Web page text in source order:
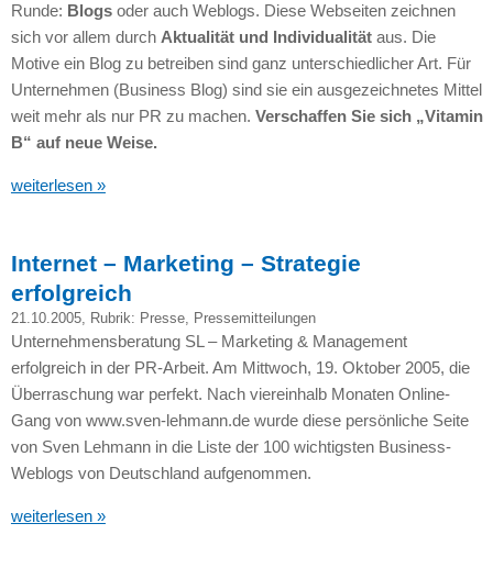
Runde: Blogsoder auch Weblogs. Diese Webseiten zeichnen
sich vor allem durch Aktualität und Individualitätaus. Die
Motive ein Blog zu betreiben sind ganz unterschiedlicher Art. Für
Unternehmen (Business Blog) sind sie ein ausgezeichnetes Mittel
weit mehr als nur PR zu machen. Verschaffen Sie sich „Vitamin
B“ auf neue Weise.
weiterlesen »
Internet – Marketing – Strategie
erfolgreich
21.10.2005, Rubrik: Presse, Pressemitteilungen
Unternehmensberatung SL – Marketing & Management
erfolgreich in der PR-Arbeit. Am Mittwoch, 19. Oktober 2005, die
Überraschung war perfekt. Nach viereinhalb Monaten Online-
Gang von www.sven-lehmann.de wurde diese persönliche Seite
von Sven Lehmann in die Liste der 100 wichtigsten Business-
Weblogs von Deutschland aufgenommen.
weiterlesen »